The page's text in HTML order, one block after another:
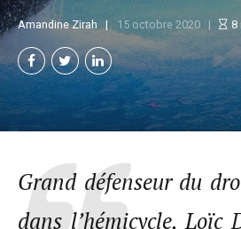
Amandine Zirah 15 octobre 2020 8
Grand défenseur du
dans l’hémicycle, Loïc